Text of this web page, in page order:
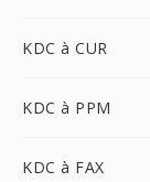
KDC à CUR
KDC à PPM
KDC à FAX